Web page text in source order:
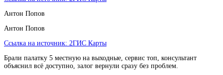
Антон Попов
Антон Попов
Ссылка на источник: 2ГИС Карты
Брали палатку 5 местную на выходные, сервис топ, консультант
объяснил всё доступно, залог вернули сразу без проблем.